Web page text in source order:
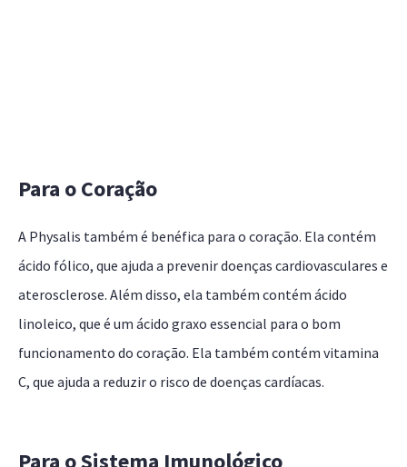
Para o Coração
A Physalis também é benéfica para o coração. Ela contém
ácido fólico, que ajuda a prevenir doenças cardiovasculares e
aterosclerose. Além disso, ela também contém ácido
linoleico, que é um ácido graxo essencial para o bom
funcionamento do coração. Ela também contém vitamina
C, que ajuda a reduzir o risco de doenças cardíacas.
Para o Sistema Imunológico